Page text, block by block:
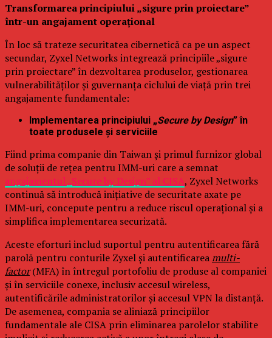
Transformarea principiului „sigure prin proiectare”
într-un angajament operațional
În loc să trateze securitatea cibernetică ca pe un aspect
secundar, Zyxel Networks integrează principiile „sigure
prin proiectare” în dezvoltarea produselor, gestionarea
vulnerabilităților și guvernanța ciclului de viață prin trei
angajamente fundamentale:
Implementarea principiului „Secure by Design” în
toate produsele și serviciile
Fiind prima companie din Taiwan și primul furnizor global
de soluții de rețea pentru IMM-uri care a semnat
angajamentul „Secure by Design” al CISA, Zyxel Networks
continuă să introducă inițiative de securitate axate pe
IMM-uri, concepute pentru a reduce riscul operațional și a
simplifica implementarea securizată.
Aceste eforturi includ suportul pentru autentificarea fără
parolă pentru conturile Zyxel și autentificareamulti-
factor(MFA) în întregul portofoliu de produse al companiei
și în serviciile conexe, inclusiv accesul wireless,
autentificările administratorilor și accesul VPN la distanță.
De asemenea, compania se aliniază principiilor
fundamentale ale CISA prin eliminarea parolelor stabilite